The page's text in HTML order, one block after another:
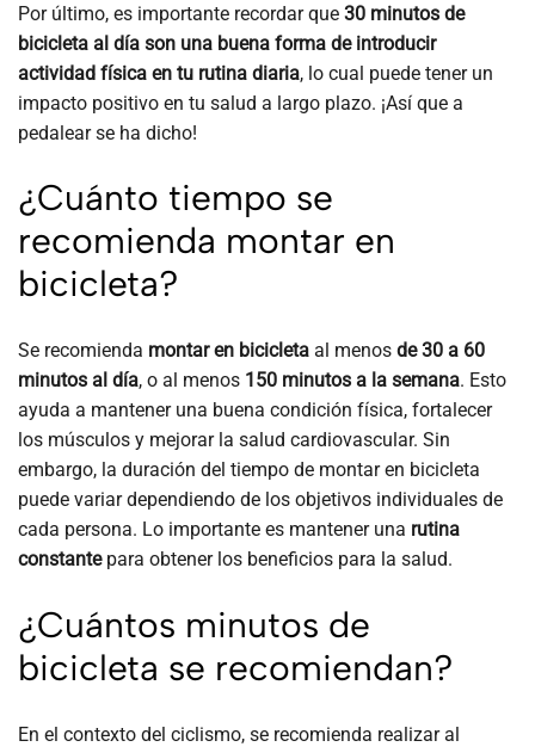
Por último, es importante recordar que 30 minutos de
bicicleta al día son una buena forma de introducir
actividad física en tu rutina diaria, lo cual puede tener un
impacto positivo en tu salud a largo plazo. ¡Así que a
pedalear se ha dicho!
¿Cuánto tiempo se
recomienda montar en
bicicleta?
Se recomienda montar en bicicleta al menos de 30 a 60
minutos al día, o al menos 150 minutos a la semana. Esto
ayuda a mantener una buena condición física, fortalecer
los músculos y mejorar la salud cardiovascular. Sin
embargo, la duración del tiempo de montar en bicicleta
puede variar dependiendo de los objetivos individuales de
cada persona. Lo importante es mantener una rutina
constantepara obtener los beneficios para la salud.
¿Cuántos minutos de
bicicleta se recomiendan?
En el contexto del ciclismo, se recomienda realizar al